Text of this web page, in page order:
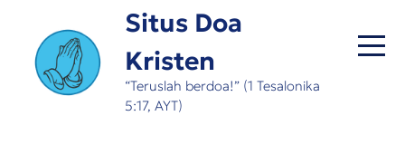
main
content
Situs Doa
Kristen
“Teruslah berdoa!” (1 Tesalonika
5:17, AYT)